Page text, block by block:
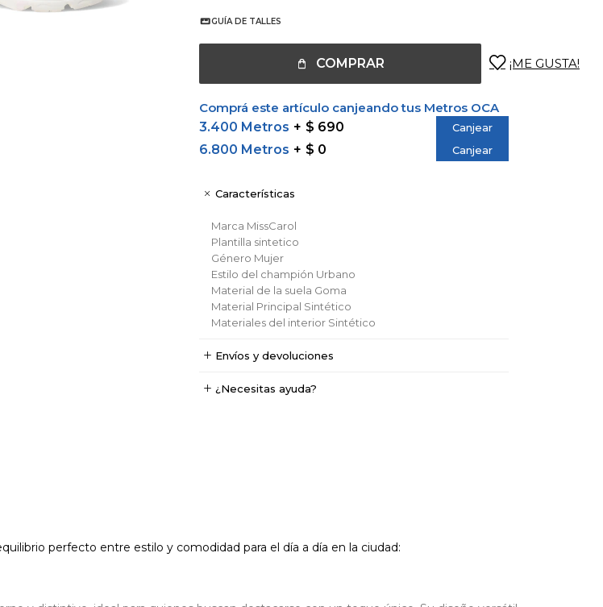
GUÍA DE TALLES
COMPRAR
Comprá este artículo canjeando tus Metros OCA
3.400 Metros
$ 690 Canjear
6.800 Metros $ 0 Canjear
Características
Marca MissCarol
Plantilla sintetico
Género Mujer
Estilo del champión Urbano
Material de la suela Goma
Material Principal Sintético
Materiales del interior Sintético
Envíos y devoluciones
¿Necesitas ayuda?
perfecto entre estilo y comodidad para el día a día en la ciudad: